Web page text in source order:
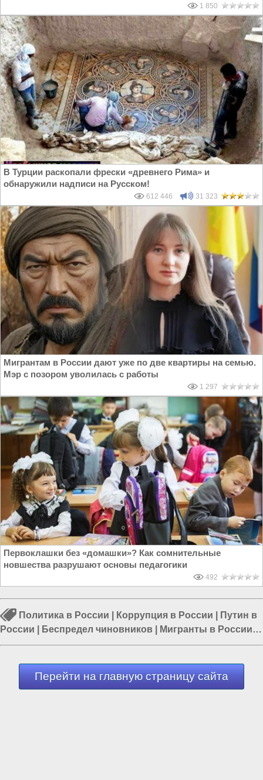
1 850
В Турции раскопали фрески «древнего Рима» и
обнаружили надписи на Русском!
612 446 31 323
Мигрантам в России дают уже по две квартиры на семью.
Мэр с позором уволилась с работы
1 297
Первоклашки без «домашки»? Как сомнительные
новшества разрушают основы педагогики
492
Политика в России Коррупция в России
Путин в
России
Беспредел чиновников Мигранты в России|
Медицина в России|Коронавирус в России
Перейти на главную страницу сайта